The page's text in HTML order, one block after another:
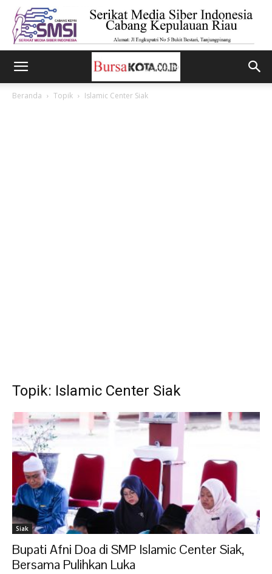
Beranda Topik Islamic Center Siak
Topik: Islamic Center Siak
Siak
Bupati Afni Doa di SMP Islamic Center Siak,
Bersama Pulihkan Luka